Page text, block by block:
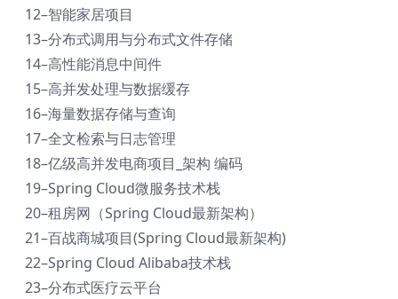
12–智能家居项目
13–分布式调用与分布式文件存储
14–高性能消息中间件
15–高并发处理与数据缓存
16–海量数据存储与查询
17–全文检索与日志管理
18–亿级高并发电商项目_架构 编码
19–Spring Cloud微服务技术栈
20–租房网（Spring Cloud最新架构）
21–百战商城项目(Spring Cloud最新架构)
22–Spring Cloud Alibaba技术栈
23–分布式医疗云平台